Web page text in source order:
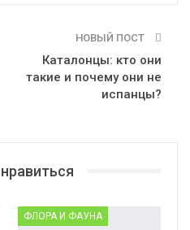
НОВЫЙ ПОСТ
Каталонцы: кто они
такие и почему они не
испанцы?
ФЛОРА И ФАУНА